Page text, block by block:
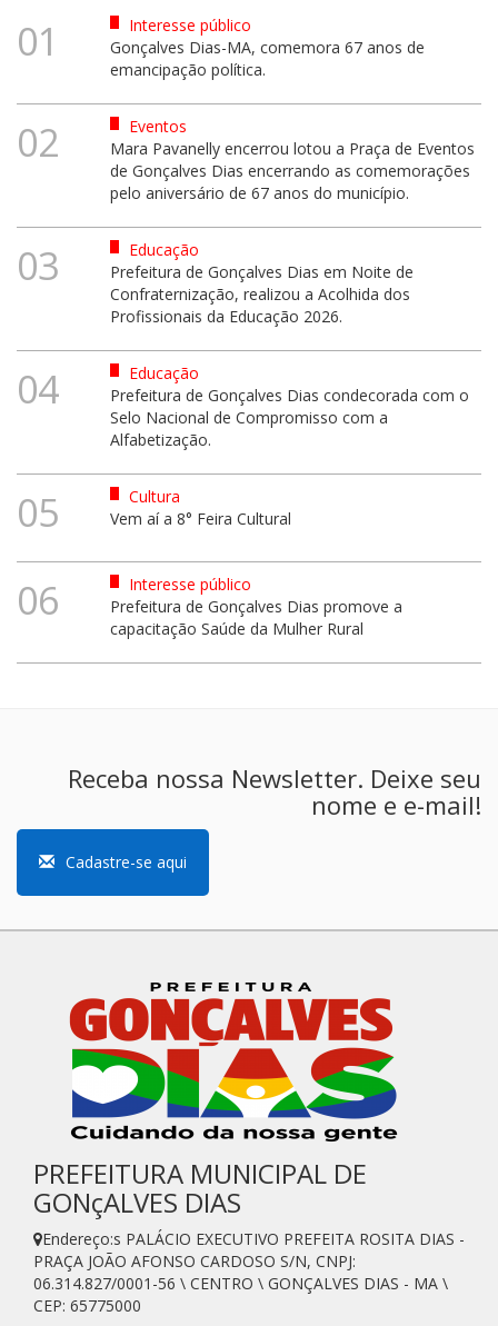
01
Interesse público
Gonçalves Dias-MA, comemora 67 anos de
emancipação política.
02
Eventos
Mara Pavanelly encerrou lotou a Praça de Eventos
de Gonçalves Dias encerrando as comemorações
pelo aniversário de 67 anos do município.
03
Educação
Prefeitura de Gonçalves Dias em Noite de
Confraternização, realizou a Acolhida dos
Profissionais da Educação 2026.
04
Educação
Prefeitura de Gonçalves Dias condecorada com o
Selo Nacional de Compromisso com a
Alfabetização.
05
Cultura
Vem aí a 8° Feira Cultural
06
Interesse público
Prefeitura de Gonçalves Dias promove a
capacitação Saúde da Mulher Rural
Receba nossa Newsletter. Deixe seu
nome e e-mail!
Cadastre-se aqui
PREFEITURA MUNICIPAL DE
GONçALVES DIAS
Endereço:s PALÁCIO EXECUTIVO PREFEITA ROSITA DIAS -
PRAÇA JOÃO AFONSO CARDOSO S/N, CNPJ:
06.314.827/0001-56 \ CENTRO \ GONÇALVES DIAS - MA \
CEP: 65775000